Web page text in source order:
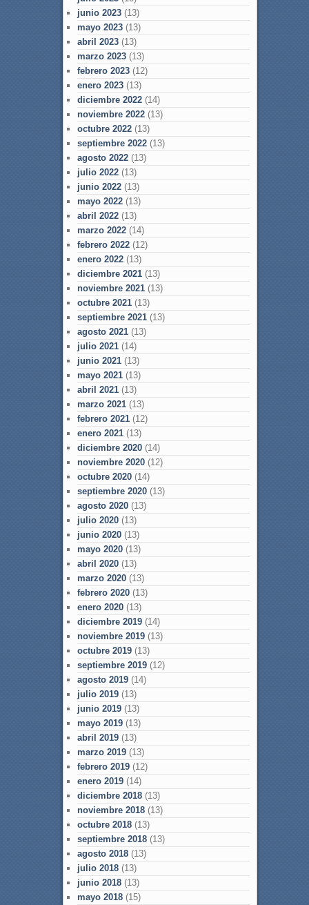
junio 2023(13)
mayo 2023(13)
abril 2023(13)
marzo 2023(13)
febrero 2023(12)
enero 2023(13)
diciembre 2022(14)
noviembre 2022(13)
octubre 2022(13)
septiembre 2022(13)
agosto 2022(13)
julio 2022(13)
junio 2022(13)
mayo 2022(13)
abril 2022(13)
marzo 2022(14)
febrero 2022(12)
enero 2022(13)
diciembre 2021(13)
noviembre 2021(13)
octubre 2021(13)
septiembre 2021(13)
agosto 2021(13)
julio 2021(14)
junio 2021(13)
mayo 2021(13)
abril 2021(13)
marzo 2021(13)
febrero 2021(12)
enero 2021(13)
diciembre 2020(14)
noviembre 2020(12)
octubre 2020(14)
septiembre 2020(13)
agosto 2020(13)
julio 2020(13)
junio 2020(13)
mayo 2020(13)
abril 2020(13)
marzo 2020(13)
febrero 2020(13)
enero 2020(13)
diciembre 2019(14)
noviembre 2019(13)
octubre 2019(13)
septiembre 2019(12)
agosto 2019(14)
julio 2019(13)
junio 2019(13)
mayo 2019(13)
abril 2019(13)
marzo 2019(13)
febrero 2019(12)
enero 2019(14)
diciembre 2018(13)
noviembre 2018(13)
octubre 2018(13)
septiembre 2018(13)
agosto 2018(13)
julio 2018(13)
junio 2018(13)
mayo 2018(15)